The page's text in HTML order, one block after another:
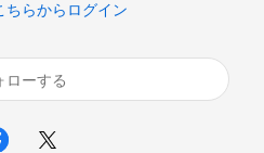
ちらからログイン
ローする